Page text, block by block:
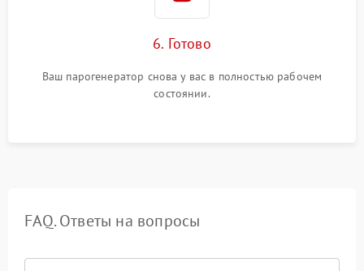
6. Готово
Ваш парогенератор снова у вас в полностью рабочем
состоянии.
FAQ. Ответы на вопросы